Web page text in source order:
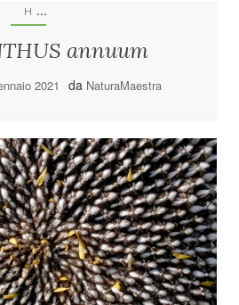
H ...
annuum
2021 da NaturaMaestra